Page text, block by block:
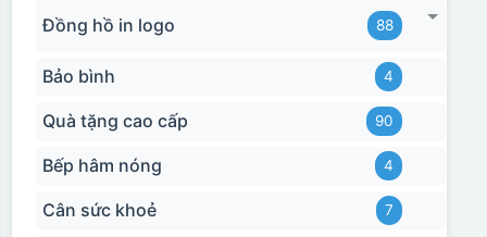
Đồng hồ in logo 88
Bảo bình 4
Quà tặng cao cấp 90
Bếp hâm nóng 4
Cân sức khoẻ 7